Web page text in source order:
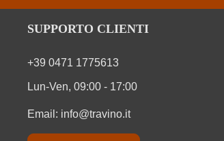
SUPPORTO CLIENTI
+39 0471 1775613
Lun-Ven, 09:00 - 17:00
Email: info@travino.it